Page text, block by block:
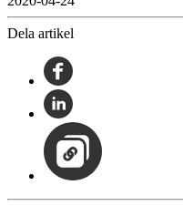
Dela artikel